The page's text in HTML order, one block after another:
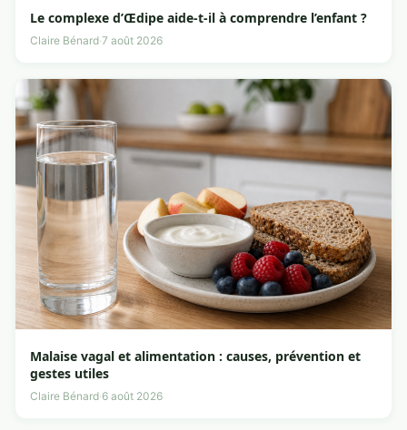
Le complexe d’Œdipe aide-t-il à comprendre l’enfant ?
Claire Bénard·7 août 2026
Malaise vagal et alimentation : causes, prévention et
gestes utiles
Claire Bénard·6 août 2026